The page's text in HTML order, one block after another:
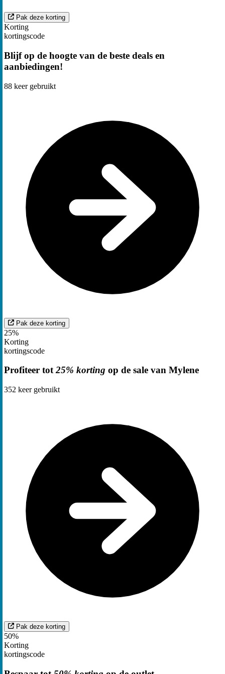
Pak deze korting
Korting
kortingscode
Blijf op de hoogte van de beste deals en
aanbiedingen!
88 keer gebruikt
Pak deze korting
25%
Korting
kortingscode
Profiteer tot25% korting op de sale van Mylene
352 keer gebruikt
Pak deze korting
50%
Korting
kortingscode